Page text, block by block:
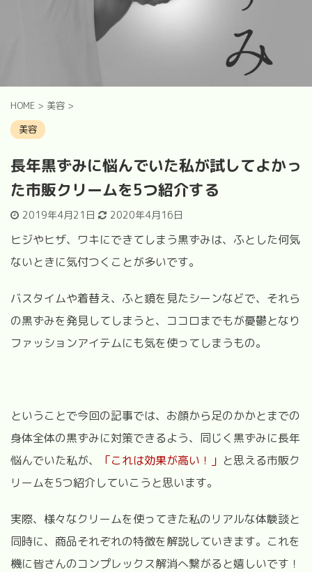
HOME > 美容 >
美容
長年黒ずみに悩んでいた私が試してよかっ
た市販クリームを5つ紹介する
2019年4月21日 2020年4月16日
ヒジやヒザ、ワキにできてしまう黒ずみは、ふとした何気
ないときに気付つくことが多いです。
バスタイムや着替え、ふと鏡を見たシーンなどで、それら
の黒ずみを発見してしまうと、ココロまでもが憂鬱となり
ファッションアイテムにも気を使ってしまうもの。
ということで今回の記事では、お顔から足のかかとまでの
身体全体の黒ずみに対策できるよう、同じく黒ずみに長年
悩んでいた私が、
「これは効果が高い！」 と思える市販ク
リームを5つ紹介していこうと思います。
実際、様々なクリームを使ってきた私のリアルな体験談と
同時に、商品それぞれの特徴を解説していきます。これを
機に皆さんのコンプレックス解消へ繋がると嬉しいです！